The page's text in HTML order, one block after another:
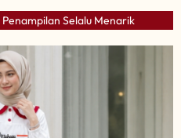
Selalu Menarik